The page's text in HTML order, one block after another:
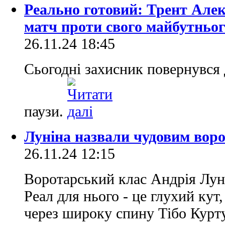
Реально готовий: Трент
матч проти свого
26.11.24 18:45
Сьогодні захисник
паузи.
Луніна назвали чудовим
26.11.24 12:15
Воротарський клас Андрія
Реал для нього - це глухий
через широку спину Тібо